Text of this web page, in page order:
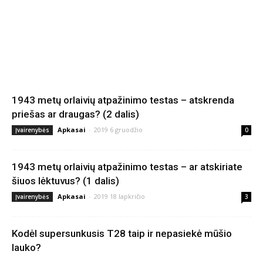
1943 metų orlaivių atpažinimo testas – atskrenda
priešas ar draugas? (2 dalis)
Įvairenybės Apkasai - 2019 6 gruodžio 0
1943 metų orlaivių atpažinimo testas – ar atskiriate
šiuos lėktuvus? (1 dalis)
Įvairenybės Apkasai - 2019 18 lapkričio 3
Kodėl supersunkusis T28 taip ir nepasiekė mūšio
lauko?